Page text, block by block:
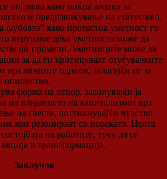
појавува како моќна алатка за
и предизвикување на статус кво.
љубовта“ како протестна уметност го
верување дека уметноста може да
промени. Уметниците може да
за да ги критикуваат отуѓувачките
врз личните односи, залагајќи се за
општество.
форма на отпор, засилувајќи ја
на влијанието на капитализмот врз
на свеста, поттикнувајќи чувство
кои резонираат со пораката. Целта
на работите, туку да се
и трансформација.
Заклучок